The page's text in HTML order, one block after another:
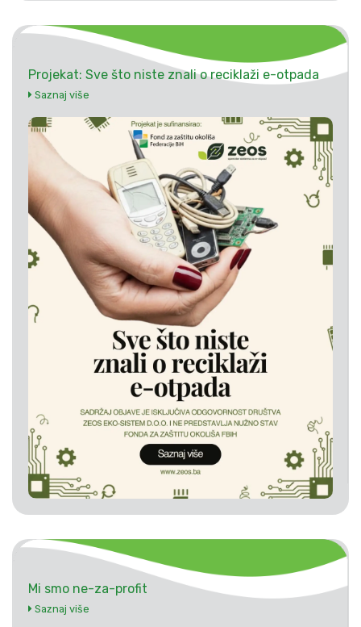
Projekat: Sve što niste znali o reciklaži e-otpada
Saznaj više
Mi smo ne-za-profit
Saznaj više